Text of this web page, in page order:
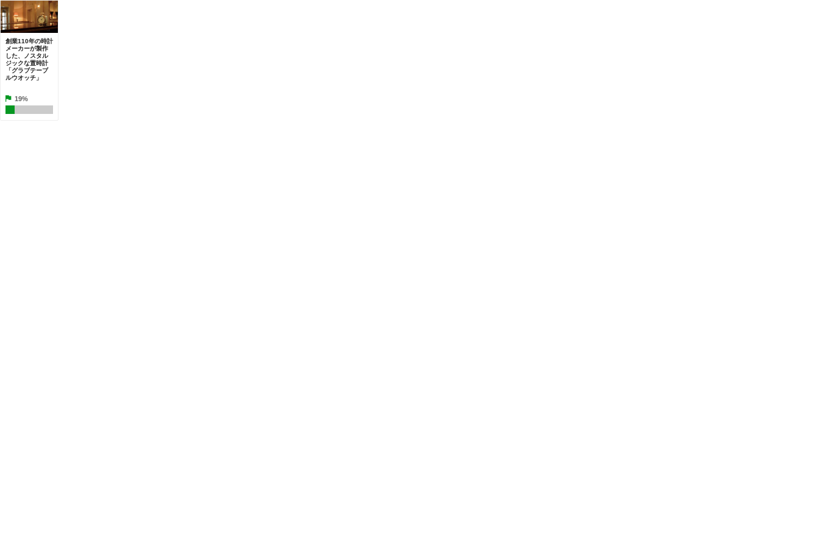
創業110年の時計
メーカーが製作
した、ノスタル
ジックな置時計
「グラブテーブ
ルウオッチ」
19%